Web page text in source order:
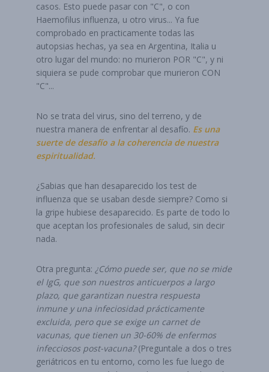
casos. Esto puede pasar con "C", o con
Haemofilus influenza, u otro virus... Ya fue
comprobado en practicamente todas las
autopsias hechas, ya sea en Argentina, Italia u
otro lugar del mundo: no murieron POR "C", y ni
siquiera se pude comprobar que murieron CON
"C"...
No se trata del virus, sino del terreno, y de
nuestra manera de enfrentar al desafío. Es una
suerte de desafío a la coherencia de nuestra
espiritualidad.
¿Sabias que han desaparecido los test de
influenza que se usaban desde siempre? Como si
la gripe hubiese desaparecido. Es parte de todo lo
que aceptan los profesionales de salud, sin decir
nada.
Otra pregunta: ¿Cómo puede ser, que no se mide
el IgG, que son nuestros anticuerpos a largo
plazo, que garantizan nuestra respuesta
inmune y una infeciosidad prácticamente
excluida, pero que se exige un carnet de
vacunas, que tienen un 30-60% de enfermos
infecciosos post-vacuna?(Preguntale a dos o tres
geriátricos en tu entorno, como les fue luego de